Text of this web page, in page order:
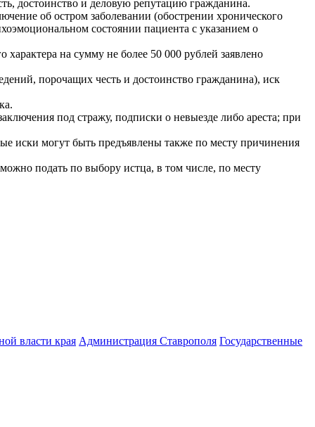
достоинство и деловую репутацию гражданина.
об остром заболевании (обострении хронического
состоянии пациента с указанием о
на сумму не более 50 000 рублей заявлено
порочащих честь и достоинство гражданина), иск
под стражу, подписки о невыезде либо ареста; при
иски могут быть предъявлены также по месту причинения
подать по выбору истца, в том числе, по месту
власти края Администрация Ставрополя Государственные